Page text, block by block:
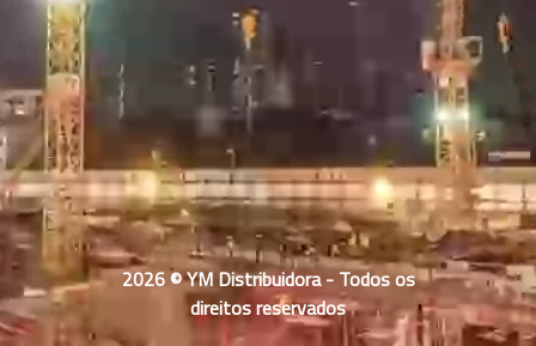
2026 © YM Distribuidora - Todos os
direitos reservados